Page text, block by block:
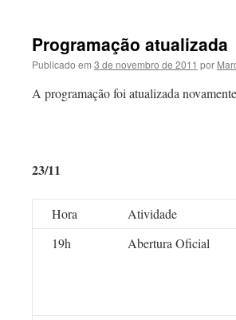
Programação atualizada
Publicado em 3 de novembro de 2011 por
A programação foi atualizada
23/11
Hora Atividade
19h
Abertura Oficial